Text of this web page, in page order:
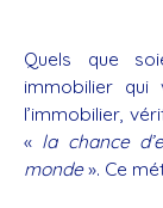
Quels que
immobilier qui
l’immobilier,
« la chance
monde». Ce